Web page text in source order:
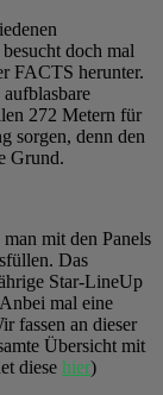
doch mal
FACTS herunter.
272 Metern für
sorgen, denn den
Grund.
mit den Panels
Das
Star-LineUp
mal eine
fassen an dieser
Übersicht mit
diese hier)